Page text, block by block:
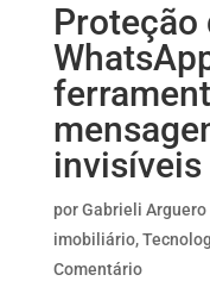
Proteção
invisíveis
porGabrieli Arguero
imobiliário,
Comentário